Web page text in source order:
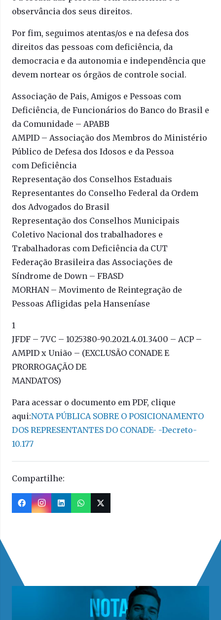
observância dos seus direitos.
Por fim, seguimos atentas/os e na defesa dos
direitos das pessoas com deficiência, da
democracia e da autonomia e independência que
devem nortear os órgãos de controle social.
Associação de Pais, Amigos e Pessoas com
Deficiência, de Funcionários do Banco do Brasil e
da Comunidade – APABB
AMPID – Associação dos Membros do Ministério
Público de Defesa dos Idosos e da Pessoa
com Deficiência
Representação dos Conselhos Estaduais
Representantes do Conselho Federal da Ordem
dos Advogados do Brasil
Representação dos Conselhos Municipais
Coletivo Nacional dos trabalhadores e
Trabalhadoras com Deficiência da CUT
Federação Brasileira das Associações de
Síndrome de Down – FBASD
MORHAN – Movimento de Reintegração de
Pessoas Afligidas pela Hanseníase
1
JFDF – 7VC – 1025380-90.2021.4.01.3400 – ACP –
AMPID x União – (EXCLUSÃO CONADE E
PRORROGAÇÃO DE
MANDATOS)
Para acessar o documento em PDF, clique
aqui:NOTA PÚBLICA SOBRE O POSICIONAMENTO
DOS REPRESENTANTES DO CONADE- -Decreto-
10.177
Compartilhe: